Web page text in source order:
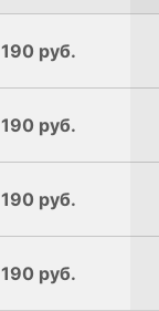
руб.
руб.
руб.
руб.